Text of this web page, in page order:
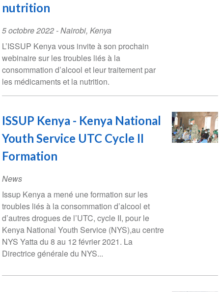
nutrition
Event
Date
5 octobre 2022-Nairobi, Kenya
L’ISSUP Kenya vous invite à son prochain
webinaire sur les troubles liés à la
consommation d’alcool et leur traitement par
les médicaments et la nutrition.
ISSUP Kenya - Kenya National
Youth Service UTC Cycle II
Formation
News
Issup Kenya a mené une formation sur les
troubles liés à la consommation d’alcool et
d’autres drogues de l’UTC, cycle II, pour le
Kenya National Youth Service (NYS),au centre
NYS Yatta du 8 au 12 février 2021. La
Directrice générale du NYS...